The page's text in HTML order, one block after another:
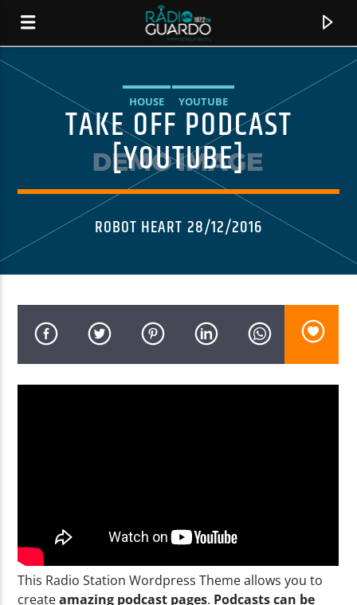
TÍTULO
ARTISTA
HOUSE YOUTUBE
TAKE OFF PODCAST
[YOUTUBE]
ROBOT HEART 28/12/2016
This Radio Station Wordpress Theme allows you to
createamazing podcast pages. Podcasts can be